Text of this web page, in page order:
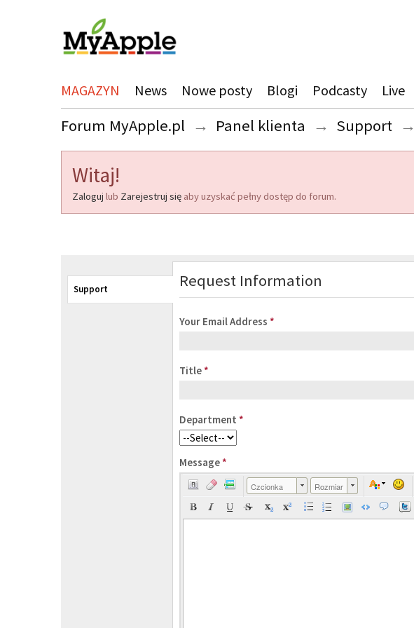
MAGAZYN News Nowe posty Blogi Podcasty Live
Forum MyApple.pl → Panel klienta → Support →
Witaj!
Zaloguj lub Zarejestruj się aby uzyskać pełny dostęp do forum.
Support Request Information
Your Email Address *
Title *
Department *
Message *
Czcionka Rozmiar